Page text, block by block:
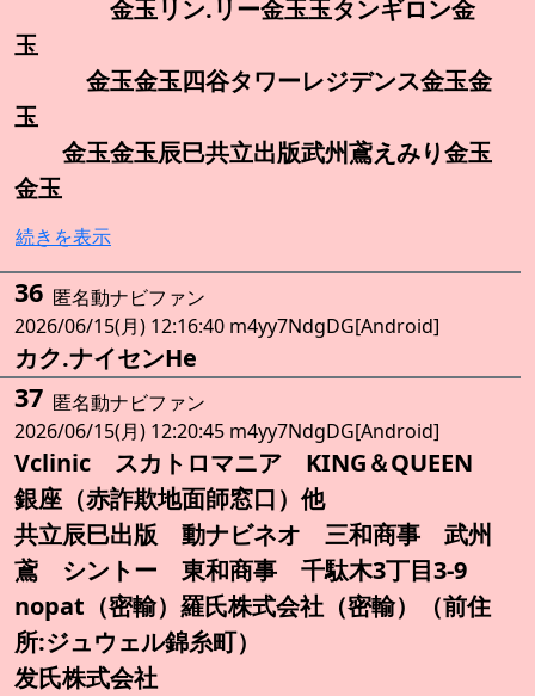
金玉リン.リー金玉玉タンギロン金
玉
金玉金玉四谷タワーレジデンス金玉金
玉
金玉金玉辰巳共立出版武州鳶えみり金玉
金玉
続きを表示
36 匿名動ナビファン
2026/06/15(月) 12:16:40 m4yy7NdgDG[Android]
カク.ナイセンHe
37 匿名動ナビファン
2026/06/15(月) 12:20:45 m4yy7NdgDG[Android]
Vclinic スカトロマニア KING＆QUEEN
銀座（赤詐欺地面師窓口）他
共立辰巳出版 動ナビネオ 三和商事 武州
鳶 シントー 東和商事 千駄木3丁目3-9
nopat（密輸）羅氏株式会社（密輸）（前住
所:ジュウェル錦糸町）
发氏株式会社